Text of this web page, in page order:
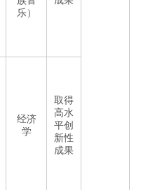
乐）
经济
学
取得
高水
平创
新性
成果